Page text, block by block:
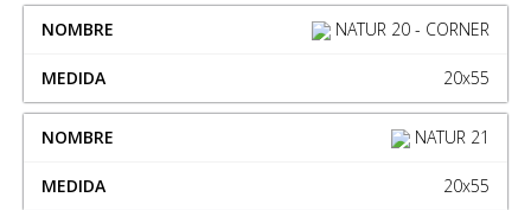
NATUR 20 - CORNER
20x55
NATUR 21
20x55